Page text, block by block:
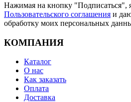
Нажимая на кнопку "Подписаться",
Пользовательского соглашения и
обработку моих персональных
КОМПАНИЯ
Каталог
О нас
Как заказать
Оплата
Доставка